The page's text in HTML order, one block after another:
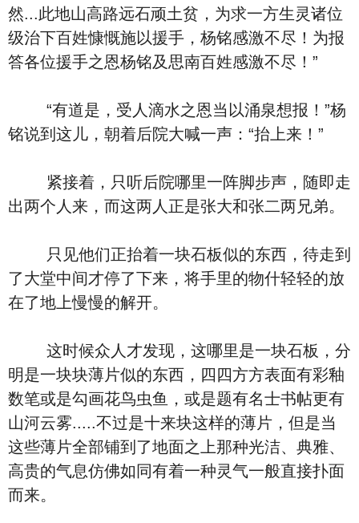
然...此地山高路远石顽土贫，为求一方生灵诸位
级治下百姓慷慨施以援手，杨铭感激不尽！为报
答各位援手之恩杨铭及思南百姓感激不尽！”
“有道是，受人滴水之恩当以涌泉想报！”杨
铭说到这儿，朝着后院大喊一声：“抬上来！”
紧接着，只听后院哪里一阵脚步声，随即走
出两个人来，而这两人正是张大和张二两兄弟。
只见他们正抬着一块石板似的东西，待走到
了大堂中间才停了下来，将手里的物什轻轻的放
在了地上慢慢的解开。
这时候众人才发现，这哪里是一块石板，分
明是一块块薄片似的东西，四四方方表面有彩釉
数笔或是勾画花鸟虫鱼，或是题有名士书帖更有
山河云雾.....不过是十来块这样的薄片，但是当
这些薄片全部铺到了地面之上那种光洁、典雅、
高贵的气息仿佛如同有着一种灵气一般直接扑面
而来。